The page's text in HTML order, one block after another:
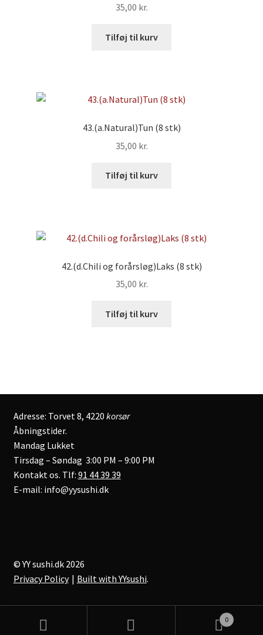
35,00 kr.
Tilføj til kurv
43.(a.Natural)Tun (8 stk)
35,00 kr.
Tilføj til kurv
42.(d.Chili og forårsløg)Laks (8 stk)
35,00 kr.
Tilføj til kurv
Adresse: Torvet 8, 4220 korsør
Åbningstider.
Mandag Lukket
Tirsdag – Søndag 3:00 PM – 9:00 PM
Kontakt os. Tlf: 91 44 39 39
E-mail: info@yysushi.dk
© YY sushi.dk 2026
Privacy Policy
Built with YYsushi.
0